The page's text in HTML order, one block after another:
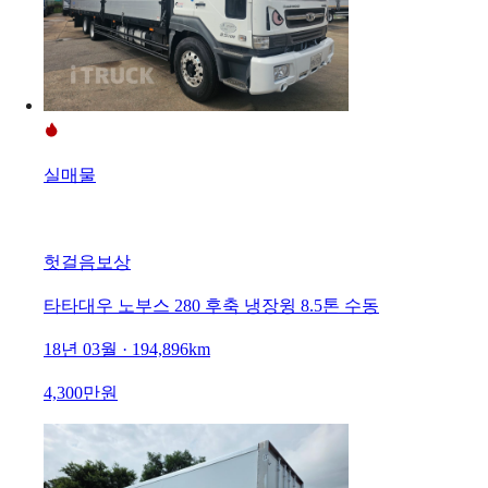
실매물
헛걸음보상
타타대우 노부스 280 후축 냉장윙 8.5톤 수동
18년 03월 · 194,896km
4,300만원